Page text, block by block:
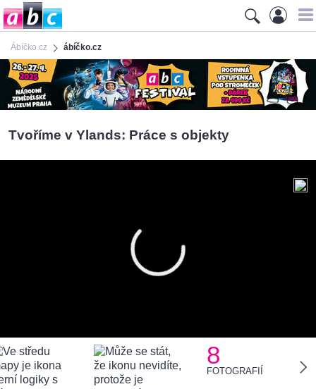
Ábíčko.cz ábíčko.cz
Tvoříme v Ylands: Práce s objekty
8
FOTOGRAFIÍ